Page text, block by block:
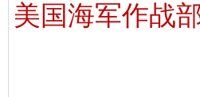
美国海军作战